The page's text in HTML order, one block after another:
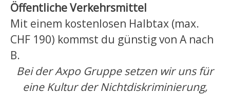
ÖffentlicheVerkehrsmittel
Mit einem kostenlosen Halbtax (max.
CHF 190) kommst du günstig von A nach
B.
Bei der Axpo Gruppe setzen wir uns für
eine Kultur der Nichtdiskriminierung,